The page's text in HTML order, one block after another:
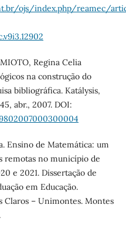
ojs/index.php/reamec/
Regina Celia
na construção do
bibliográfica. Katálysis,
abr., 2007. DOI:
Ensino de Matemática: um
remotas no município de
e 2021. Dissertação de
em Educação.
Claros – Unimontes. Montes